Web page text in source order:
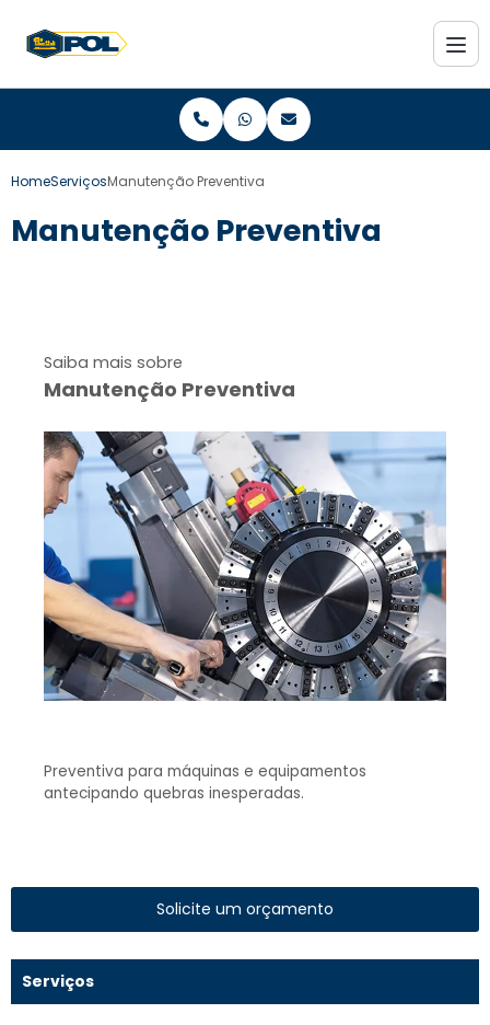
HomeServiçosManutenção Preventiva
Manutenção Preventiva
Saiba mais sobre
Manutenção Preventiva
Preventiva para máquinas e equipamentos
antecipando quebras inesperadas.
Solicite um orçamento
Serviços